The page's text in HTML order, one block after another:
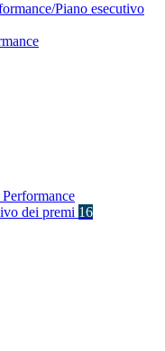
Piano esecutivo
dei premi 16